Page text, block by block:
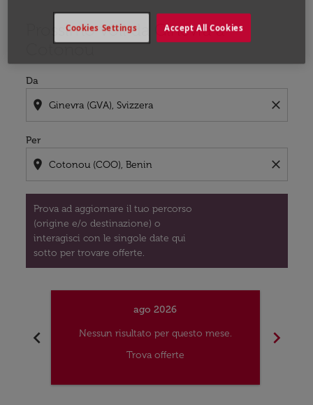
Prossimo voli da Ginevra a
Cotonou
Da
location_on close
Per
location_on close
Prova ad aggiornare il tuo percorso
(origine e/o destinazione) o
interagisci con le singole date qui
sotto per trovare offerte.
Prova ad aggiornare il tuo percorso (origine e/o
chevron_left
ago 2026
Nessun risultato per questo mese.
Trova offerte
chevron_right
Accept All Cookies
Cookies Settings